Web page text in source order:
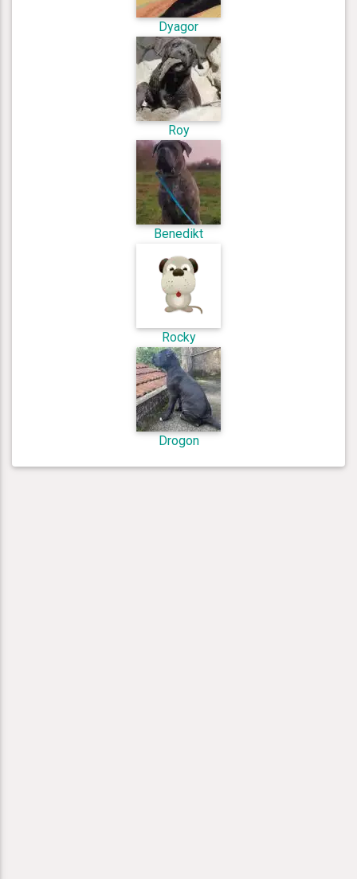
Dyagor
Roy
Benedikt
Rocky
Drogon